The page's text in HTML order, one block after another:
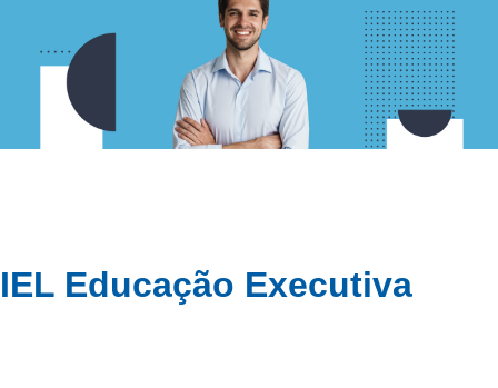
IEL Educação Executiva